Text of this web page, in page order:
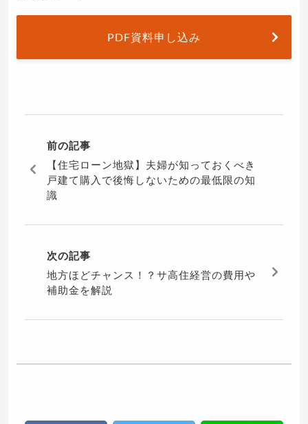
PDF資料申し込み
前の記事
【住宅ローン地獄】夫婦が知っておくべき
戸建て購入で後悔しないための最低限の知
識
次の記事
地方ほどチャンス！？サ高住経営の費用や
補助金を解説